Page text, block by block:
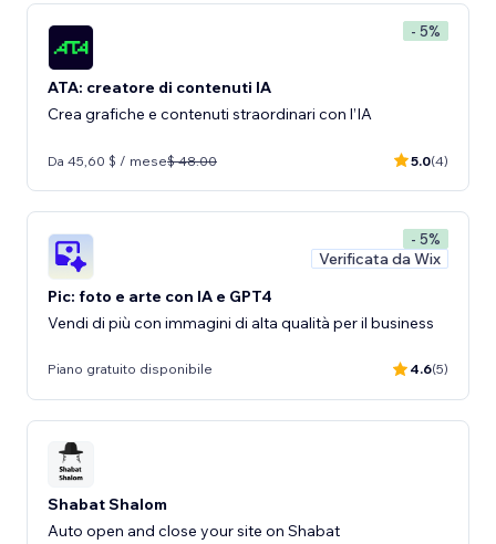
- 5%
ATA: creatore di contenuti IA
Crea grafiche e contenuti straordinari con l’IA
Da 45,60 $ / mese$ 48.00 5.0(4)
- 5%
Verificata da Wix
Pic: foto e arte con IA e GPT4
Vendi di più con immagini di alta qualità per il business
Piano gratuito disponibile 4.6(5)
Shabat Shalom
Auto open and close your site on Shabat